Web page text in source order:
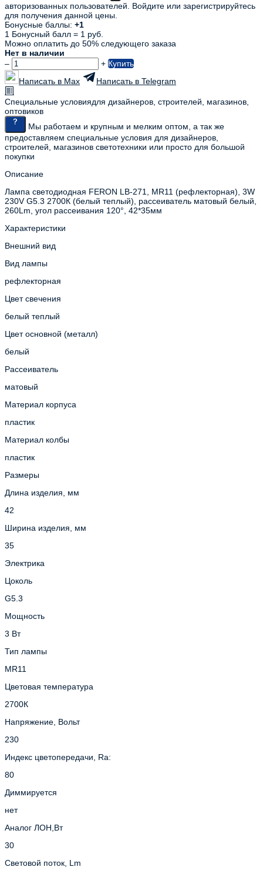
авторизованных пользователей. Войдите или зарегистрируйтесь
для получения данной цены.
Бонусные баллы: +1
1 Бонусный балл = 1 руб.
Можно оплатить до 50% следующего заказа
Нет в наличии
–
+ Купить
Написать в Max
Написать в Telegram
Специальные условиядля дизайнеров, строителей, магазинов,
оптовиков
Мы работаем и крупным и мелким оптом, а так же
предоставляем специальные условия для дизайнеров,
строителей, магазинов светотехники или просто для большой
покупки
Описание
Лампа светодиодная FERON LB-271, MR11 (рефлекторная), 3W
230V G5.3 2700К (белый теплый), рассеиватель матовый белый,
260Lm, угол рассеивания 120°, 42*35мм
Характеристики
Внешний вид
Вид лампы
рефлекторная
Цвет свечения
белый теплый
Цвет основной (металл)
белый
Рассеиватель
матовый
Материал корпуса
пластик
Материал колбы
пластик
Размеры
Длина изделия, мм
42
Ширина изделия, мм
35
Электрика
Цоколь
G5.3
Мощность
3 Вт
Тип лампы
MR11
Цветовая температура
2700К
Напряжение, Вольт
230
Индекс цветопередачи, Ra:
80
Диммируется
нет
Аналог ЛОН,Вт
30
Световой поток, Lm